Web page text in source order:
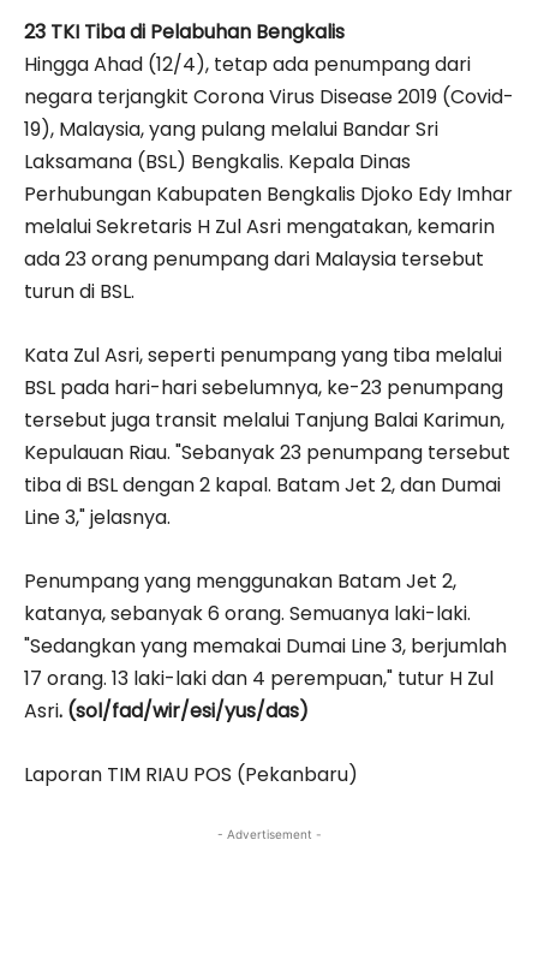
23 TKI Tiba di Pelabuhan Bengkalis
Hingga Ahad (12/4), tetap ada penumpang dari
negara terjangkit Corona Virus Disease 2019 (Covid-
19), Malaysia, yang pulang melalui Bandar Sri
Laksamana (BSL) Bengkalis. Kepala Dinas
Perhubungan Kabupaten Bengkalis Djoko Edy Imhar
melalui Sekretaris H Zul Asri mengatakan, kemarin
ada 23 orang penumpang dari Malaysia tersebut
turun di BSL.
Kata Zul Asri, seperti penumpang yang tiba melalui
BSL pada hari-hari sebelumnya, ke-23 penumpang
tersebut juga transit melalui Tanjung Balai Karimun,
Kepulauan Riau. "Sebanyak 23 penumpang tersebut
tiba di BSL dengan 2 kapal. Batam Jet 2, dan Dumai
Line 3," jelasnya.
Penumpang yang menggunakan Batam Jet 2,
katanya, sebanyak 6 orang. Semuanya laki-laki.
"Sedangkan yang memakai Dumai Line 3, berjumlah
17 orang. 13 laki-laki dan 4 perempuan," tutur H Zul
Asri. (sol/fad/wir/esi/yus/das)
Laporan TIM RIAU POS (Pekanbaru)
- Advertisement -